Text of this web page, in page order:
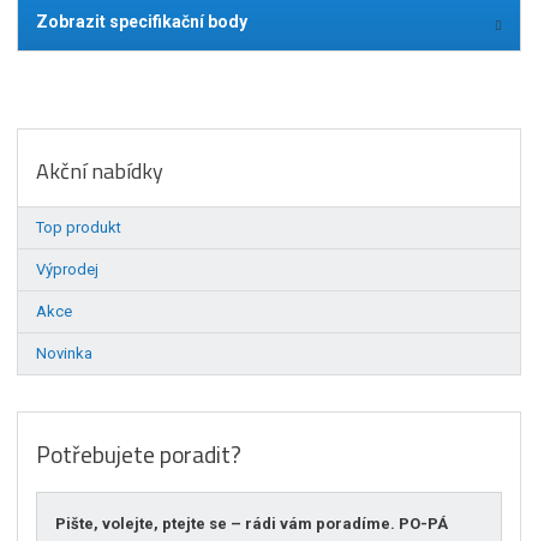
Zobrazit specifikační body
Akční nabídky
Top produkt
Výprodej
Akce
Novinka
Potřebujete poradit?
Pište, volejte, ptejte se – rádi vám poradíme. PO-PÁ